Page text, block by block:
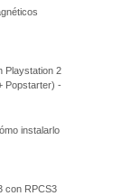
Playstation 2
Popstarter) -
instalarlo
con RPCS3